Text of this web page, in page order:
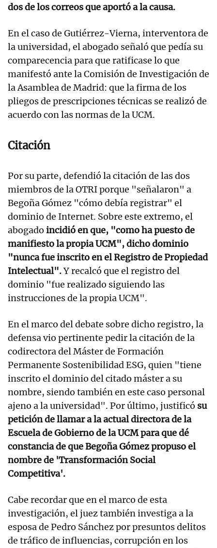
dos de los correos que aportó a la causa.
En el caso de Gutiérrez-Vierna, interventora de
la universidad, el abogado señaló que pedía su
comparecencia para que ratificase lo que
manifestó ante la Comisión de Investigación de
la Asamblea de Madrid: que la firma de los
pliegos de prescripciones técnicas se realizó de
acuerdo con las normas de la UCM.
Citación
Por su parte, defendió la citación de las dos
miembros de la OTRI porque "señalaron" a
Begoña Gómez "cómo debía registrar" el
dominio de Internet. Sobre este extremo, el
abogado incidió en que, "como ha puesto de
manifiesto la propia UCM", dicho dominio
"nunca fue inscrito en el Registro de Propiedad
Intelectual".Y recalcó que el registro del
dominio "fue realizado siguiendo las
instrucciones de la propia UCM".
En el marco del debate sobre dicho registro, la
defensa vio pertinente pedir la citación de la
codirectora del Máster de Formación
Permanente Sostenibilidad ESG, quien "tiene
inscrito el dominio del citado máster a su
nombre, siendo también en este caso personal
ajeno a la universidad". Por último, justificó su
petición de llamar a la actual directora de la
Escuela de Gobierno de la UCM para que dé
constancia de que Begoña Gómez propuso el
nombre de 'Transformación Social
Competitiva'.
Cabe recordar que en el marco de esta
investigación, el juez también investiga a la
esposa de Pedro Sánchez por presuntos delitos
de tráfico de influencias, corrupción en los